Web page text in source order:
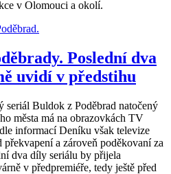
v Olomouci a okolí.
Poslední dva
uvidí v předstihu
Buldok z Poděbrad natočený
města má na obrazovkách TV
informací Deníku však televize
a zároveň poděkovaní za
dva díly seriálu by přijela
v předpremiéře, tedy ještě před